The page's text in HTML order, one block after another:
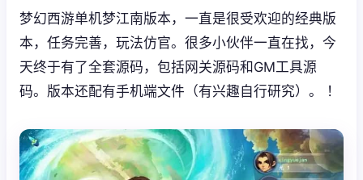
梦幻西游单机梦江南版本，一直是很受欢迎的经典版
本，任务完善，玩法仿官。很多小伙伴一直在找，今
天终于有了全套源码，包括网关源码和GM工具源
码。版本还配有手机端文件（有兴趣自行研究）。 ！